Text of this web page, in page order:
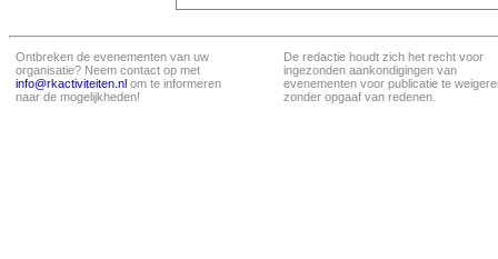
Ontbreken de evenementen van uw
organisatie? Neem contact op met
info@rkactiviteiten.nl om te informeren
naar de mogelijkheden!
De redactie houdt zich het recht voor
ingezonden aankondigingen van
evenementen voor publicatie te
zonder opgaaf van redenen.